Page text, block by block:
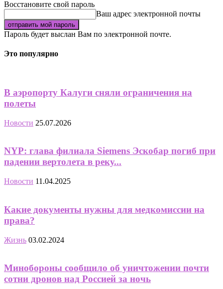
Восстановите свой пароль
Ваш адрес электронной почты
Пароль будет выслан Вам по электронной почте.
Это популярно
В аэропорту Калуги сняли ограничения на
полеты
Новости 25.07.2026
NYP: глава филиала Siemens Эскобар погиб при
падении вертолета в реку...
Новости 11.04.2025
Какие документы нужны для медкомиссии на
права?
Жизнь 03.02.2024
Минобороны сообщило об уничтожении почти
сотни дронов над Россией за ночь